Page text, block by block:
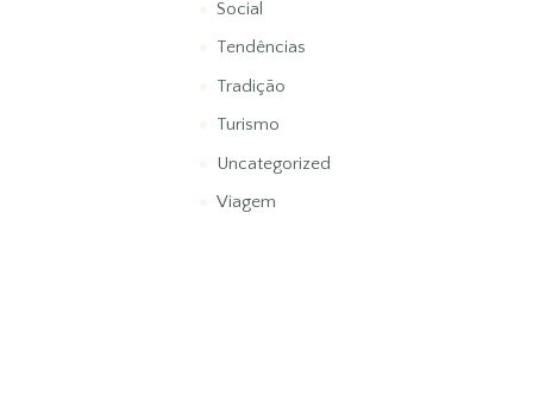
Social
Tendências
Tradição
Turismo
Uncategorized
Viagem